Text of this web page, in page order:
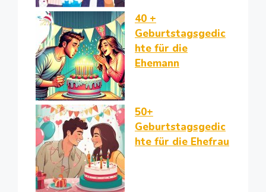
40 +
Geburtstagsgedic
hte für die
Ehemann
50+
Geburtstagsgedic
hte für die Ehefrau